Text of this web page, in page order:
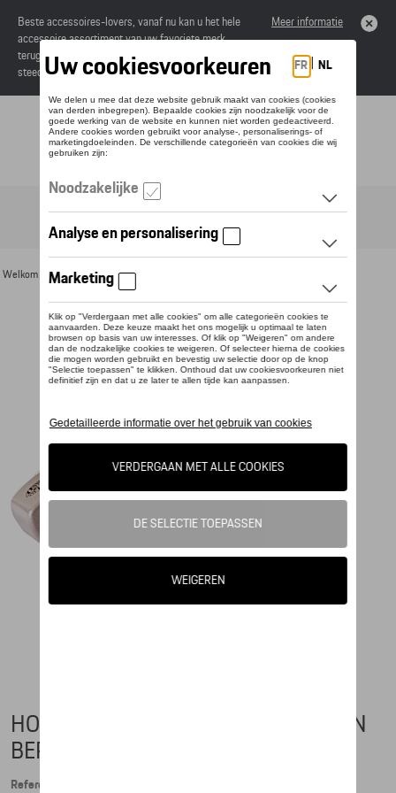
Beste accessoires-lovers, vanaf nu kan u het hele
accessoire assortiment van uw favoriete merk
terugvinden in de online catalogus. Deze kunnen
steeds besteld worden via uw dealer.
Meer informatie
Toggle navigation
Welkom >Voor u >Voor kinderen
HOUTEN PORSCHE - TAYCAN FROZEN
BERRY
Referentie: WAP0406200PTHA